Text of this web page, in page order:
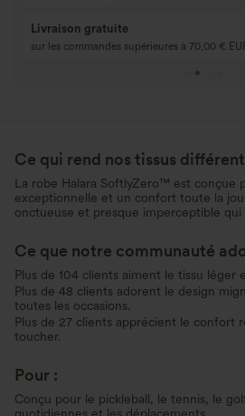
Livraison gratuite
sur les commandes supérieures à 70,00 €
Ce qui rend nos tissus
La robe Halara SoftlyZero™ est conçue
exceptionnelle et un confort toute la
onctueuse et presque imperceptible qui
Ce que notre communauté
Plus de 104 clients aiment le tissu léger
Plus de 48 clients adorent le design
toutes les occasions.
Plus de 27 clients apprécient le confort
toucher.
Pour :
Conçu pour le pickleball, le tennis, le